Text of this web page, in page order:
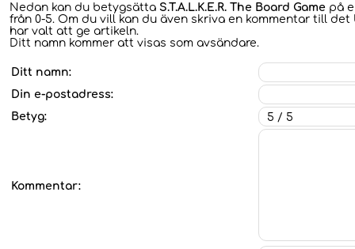
Nedan kan du betygsätta S.T.A.L.K.E.R. The Board Game på
från 0-5. Om du vill kan du även skriva en kommentar till det
har valt att ge artikeln.
Ditt namn kommer att visas som avsändare.
Ditt namn:
Din e-postadress:
Betyg:
Kommentar: